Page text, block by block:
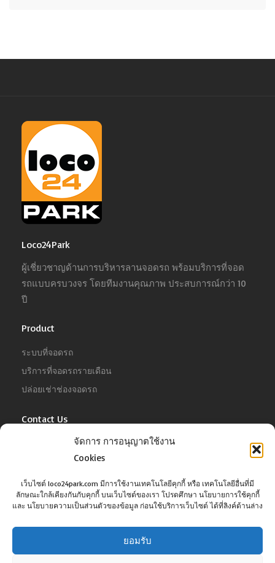
จัดการ การอนุญาตใช้งาน
Cookies
เว็บไซต์ loco24park.com มีการใช้งานเทคโนโลยีคุกกี้ หรือ เทคโนโลยีอื่นที่มี
ลักษณะใกล้เคียงกันกับคุกกี้ บนเว็บไซต์ของเรา โปรดศึกษา นโยบายการใช้คุกกี้
และ นโยบายความเป็นส่วนตัวของข้อมูล ก่อนใช้บริการเว็บไซต์ ได้ที่ลิงค์ด้านล่าง
ยอมรับ
Loco24Park
ผู้เชี่ยวชาญด้านการบริหารลานจอดรถ พร้อมบริการที่จอด
รถแบบครบวงจร โดยทีมงานคุณภาพ ประสบการณ์กว่า 10
ปี
Product
ระบบที่จอดรถ
บริการที่จอดรถรายเดือน
ปล่อยเช่าช่องจอดรถ
Contact Us
02-022-4680
For Customer